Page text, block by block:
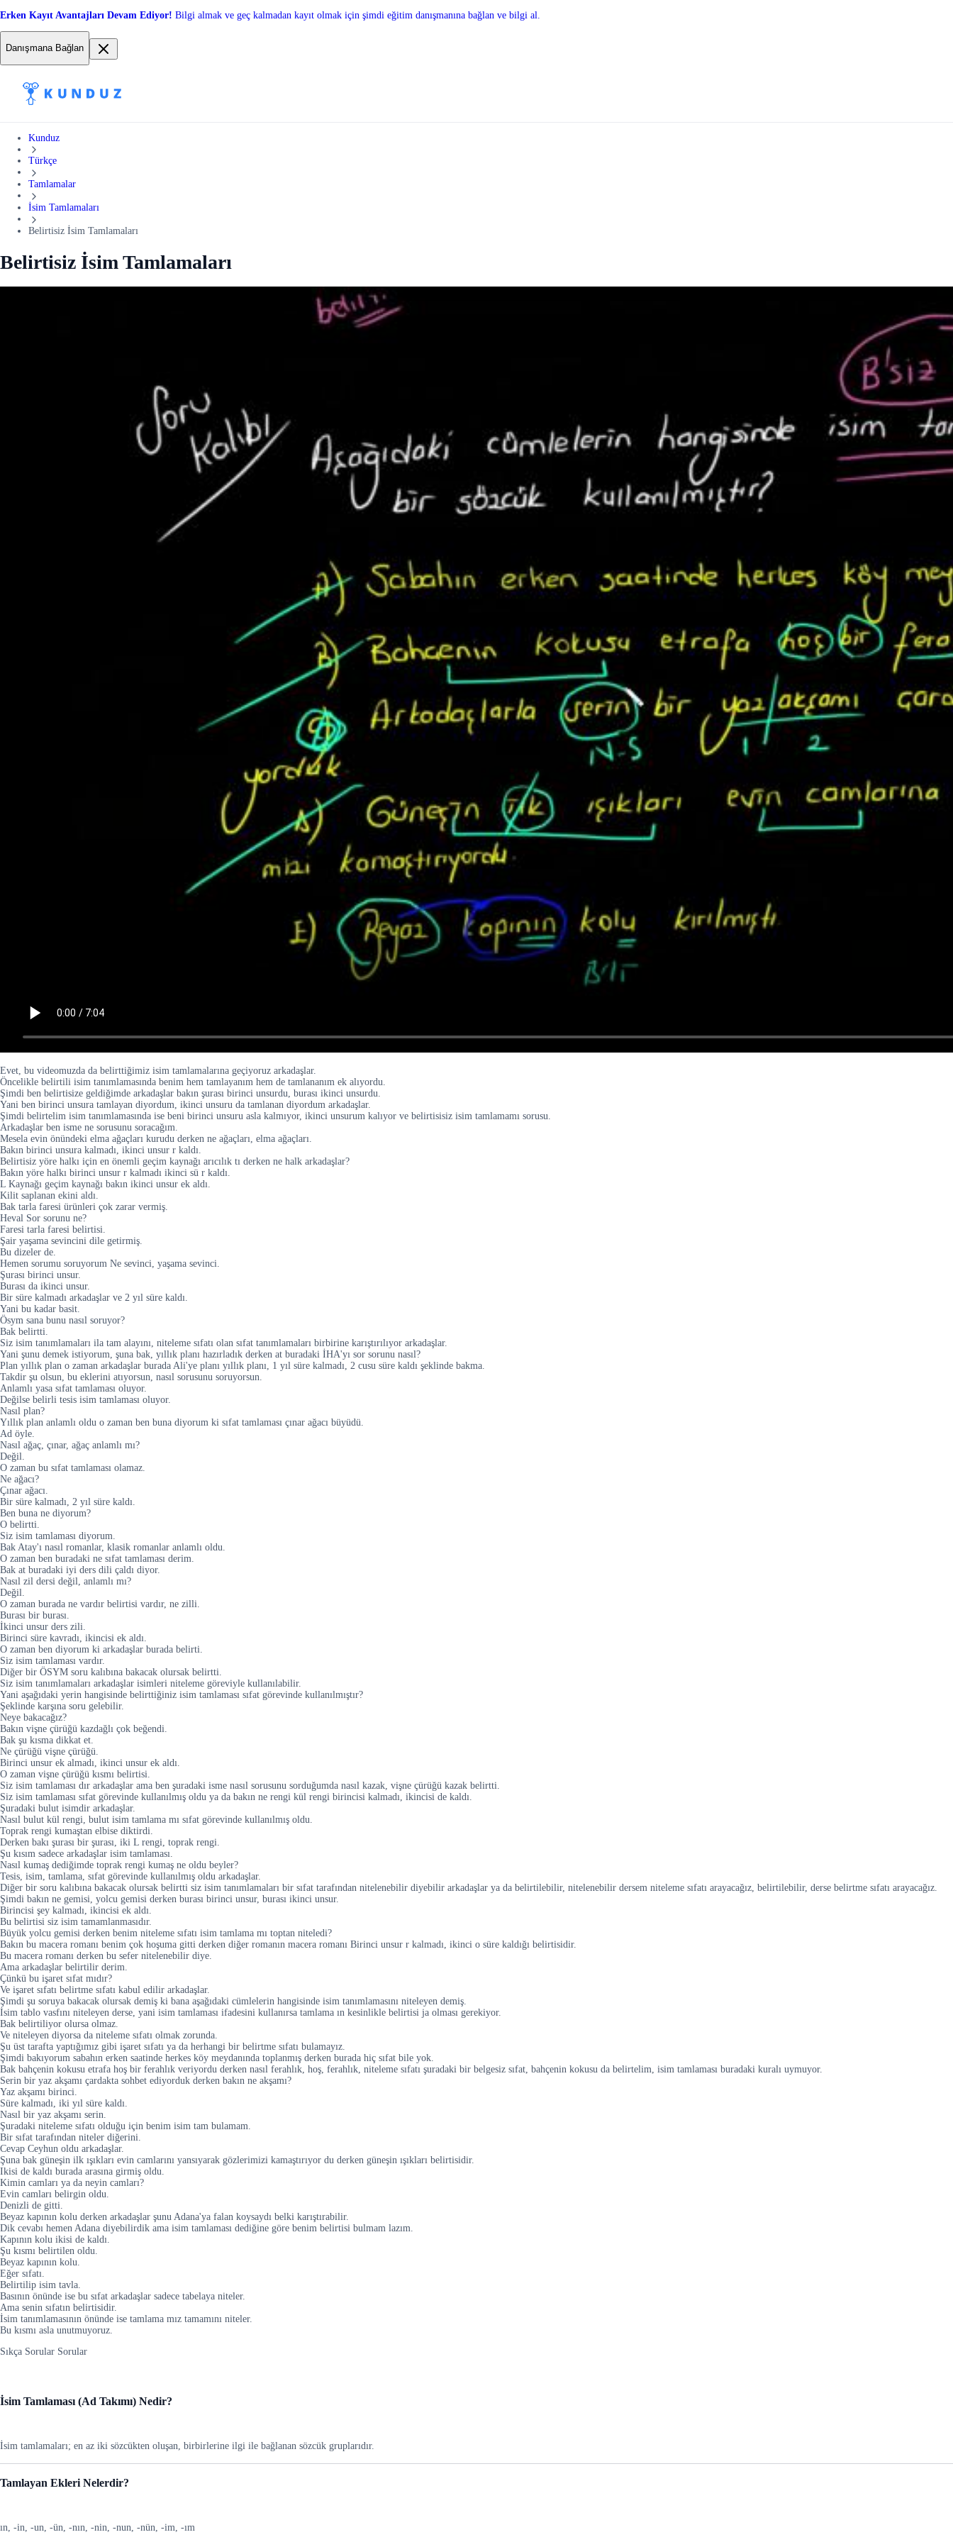
Erken Kayıt Avantajları Devam Ediyor! Bilgi almak ve geç kalmadan kayıt olmak için şimdi eğitim danışmanına bağlan ve bilgi al.
Danışmana Bağlan
Kunduz
Türkçe
Tamlamalar
İsim Tamlamaları
Belirtisiz İsim Tamlamaları
Belirtisiz İsim Tamlamaları
Evet, bu videomuzda da belirttiğimiz isim tamlamalarına geçiyoruz arkadaşlar.
Öncelikle belirtili isim tanımlamasında benim hem tamlayanım hem de tamlananım ek alıyordu.
Şimdi ben belirtisize geldiğimde arkadaşlar bakın şurası birinci unsurdu, burası ikinci unsurdu.
Yani ben birinci unsura tamlayan diyordum, ikinci unsuru da tamlanan diyordum arkadaşlar.
Şimdi belirtelim isim tanımlamasında ise beni birinci unsuru asla kalmıyor, ikinci unsurum kalıyor ve belirtisisiz isim tamlamamı sorusu.
Arkadaşlar ben isme ne sorusunu soracağım.
Mesela evin önündeki elma ağaçları kurudu derken ne ağaçları, elma ağaçları.
Bakın birinci unsura kalmadı, ikinci unsur r kaldı.
Belirtisiz yöre halkı için en önemli geçim kaynağı arıcılık tı derken ne halk arkadaşlar?
Bakın yöre halkı birinci unsur r kalmadı ikinci sü r kaldı.
L Kaynağı geçim kaynağı bakın ikinci unsur ek aldı.
Kilit saplanan ekini aldı.
Bak tarla faresi ürünleri çok zarar vermiş.
Heval Sor sorunu ne?
Faresi tarla faresi belirtisi.
Şair yaşama sevincini dile getirmiş.
Bu dizeler de.
Hemen sorumu soruyorum Ne sevinci, yaşama sevinci.
Şurası birinci unsur.
Burası da ikinci unsur.
Bir süre kalmadı arkadaşlar ve 2 yıl süre kaldı.
Yani bu kadar basit.
Ösym sana bunu nasıl soruyor?
Bak belirtti.
Siz isim tanımlamaları ila tam alayını, niteleme sıfatı olan sıfat tanımlamaları birbirine karıştırılıyor arkadaşlar.
Yani şunu demek istiyorum, şuna bak, yıllık planı hazırladık derken at buradaki İHA'yı sor sorunu nasıl?
Plan yıllık plan o zaman arkadaşlar burada Ali'ye planı yıllık planı, 1 yıl süre kalmadı, 2 cusu süre kaldı şeklinde bakma.
Takdir şu olsun, bu eklerini atıyorsun, nasıl sorusunu soruyorsun.
Anlamlı yasa sıfat tamlaması oluyor.
Değilse belirli tesis isim tamlaması oluyor.
Nasıl plan?
Yıllık plan anlamlı oldu o zaman ben buna diyorum ki sıfat tamlaması çınar ağacı büyüdü.
Ad öyle.
Nasıl ağaç, çınar, ağaç anlamlı mı?
Değil.
O zaman bu sıfat tamlaması olamaz.
Ne ağacı?
Çınar ağacı.
Bir süre kalmadı, 2 yıl süre kaldı.
Ben buna ne diyorum?
O belirtti.
Siz isim tamlaması diyorum.
Bak Atay'ı nasıl romanlar, klasik romanlar anlamlı oldu.
O zaman ben buradaki ne sıfat tamlaması derim.
Bak at buradaki iyi ders dili çaldı diyor.
Nasıl zil dersi değil, anlamlı mı?
Değil.
O zaman burada ne vardır belirtisi vardır, ne zilli.
Burası bir burası.
İkinci unsur ders zili.
Birinci süre kavradı, ikincisi ek aldı.
O zaman ben diyorum ki arkadaşlar burada belirti.
Siz isim tamlaması vardır.
Diğer bir ÖSYM soru kalıbına bakacak olursak belirtti.
Siz isim tanımlamaları arkadaşlar isimleri niteleme göreviyle kullanılabilir.
Yani aşağıdaki yerin hangisinde belirttiğiniz isim tamlaması sıfat görevinde kullanılmıştır?
Şeklinde karşına soru gelebilir.
Neye bakacağız?
Bakın vişne çürüğü kazdağlı çok beğendi.
Bak şu kısma dikkat et.
Ne çürüğü vişne çürüğü.
Birinci unsur ek almadı, ikinci unsur ek aldı.
O zaman vişne çürüğü kısmı belirtisi.
Siz isim tamlaması dır arkadaşlar ama ben şuradaki isme nasıl sorusunu sorduğumda nasıl kazak, vişne çürüğü kazak belirtti.
Siz isim tamlaması sıfat görevinde kullanılmış oldu ya da bakın ne rengi kül rengi birincisi kalmadı, ikincisi de kaldı.
Şuradaki bulut isimdir arkadaşlar.
Nasıl bulut kül rengi, bulut isim tamlama mı sıfat görevinde kullanılmış oldu.
Toprak rengi kumaştan elbise diktirdi.
Derken bakı şurası bir şurası, iki L rengi, toprak rengi.
Şu kısım sadece arkadaşlar isim tamlaması.
Nasıl kumaş dediğimde toprak rengi kumaş ne oldu beyler?
Tesis, isim, tamlama, sıfat görevinde kullanılmış oldu arkadaşlar.
Diğer bir soru kalıbına bakacak olursak belirtti siz isim tanımlamaları bir sıfat tarafından nitelenebilir diyebilir arkadaşlar ya da belirtilebilir, nitelenebilir dersem niteleme sıfatı arayacağız, belirtilebilir, derse belirtme sıfatı arayacağız.
Şimdi bakın ne gemisi, yolcu gemisi derken burası birinci unsur, burası ikinci unsur.
Birincisi şey kalmadı, ikincisi ek aldı.
Bu belirtisi siz isim tamamlanmasıdır.
Büyük yolcu gemisi derken benim niteleme sıfatı isim tamlama mı toptan niteledi?
Bakın bu macera romanı benim çok hoşuma gitti derken diğer romanın macera romanı Birinci unsur r kalmadı, ikinci o süre kaldığı belirtisidir.
Bu macera romanı derken bu sefer nitelenebilir diye.
Ama arkadaşlar belirtilir derim.
Çünkü bu işaret sıfat mıdır?
Ve işaret sıfatı belirtme sıfatı kabul edilir arkadaşlar.
Şimdi şu soruya bakacak olursak demiş ki bana aşağıdaki cümlelerin hangisinde isim tanımlamasını niteleyen demiş.
İsim tablo vasfını niteleyen derse, yani isim tamlaması ifadesini kullanırsa tamlama ın kesinlikle belirtisi ja olması gerekiyor.
Bak belirtiliyor olursa olmaz.
Ve niteleyen diyorsa da niteleme sıfatı olmak zorunda.
Şu üst tarafta yaptığımız gibi işaret sıfatı ya da herhangi bir belirtme sıfatı bulamayız.
Şimdi bakıyorum sabahın erken saatinde herkes köy meydanında toplanmış derken burada hiç sıfat bile yok.
Bak bahçenin kokusu etrafa hoş bir ferahlık veriyordu derken nasıl ferahlık, hoş, ferahlık, niteleme sıfatı şuradaki bir belgesiz sıfat, bahçenin kokusu da belirtelim, isim tamlaması buradaki kuralı uymuyor.
Serin bir yaz akşamı çardakta sohbet ediyorduk derken bakın ne akşamı?
Yaz akşamı birinci.
Süre kalmadı, iki yıl süre kaldı.
Nasıl bir yaz akşamı serin.
Şuradaki niteleme sıfatı olduğu için benim isim tam bulamam.
Bir sıfat tarafından niteler diğerini.
Cevap Ceyhun oldu arkadaşlar.
Şuna bak güneşin ilk ışıkları evin camlarını yansıyarak gözlerimizi kamaştırıyor du derken güneşin ışıkları belirtisidir.
Ikisi de kaldı burada arasına girmiş oldu.
Kimin camları ya da neyin camları?
Evin camları belirgin oldu.
Denizli de gitti.
Beyaz kapının kolu derken arkadaşlar şunu Adana'ya falan koysaydı belki karıştırabilir.
Dik cevabı hemen Adana diyebilirdik ama isim tamlaması dediğine göre benim belirtisi bulmam lazım.
Kapının kolu ikisi de kaldı.
Şu kısmı belirtilen oldu.
Beyaz kapının kolu.
Eğer sıfatı.
Belirtilip isim tavla.
Basının önünde ise bu sıfat arkadaşlar sadece tabelaya niteler.
Ama senin sıfatın belirtisidir.
İsim tanımlamasının önünde ise tamlama mız tamamını niteler.
Bu kısmı asla unutmuyoruz.
Sıkça Sorular Sorular
İsim Tamlaması (Ad Takımı) Nedir?
İsim tamlamaları; en az iki sözcükten oluşan, birbirlerine ilgi ile bağlanan sözcük gruplarıdır.
Tamlayan Ekleri Nelerdir?
ın, -in, -un, -ün, -nın, -nin, -nun, -nün, -im, -ım